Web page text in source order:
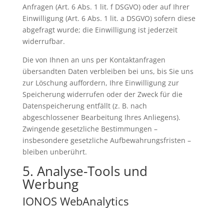
Anfragen (Art. 6 Abs. 1 lit. f DSGVO) oder auf Ihrer
Einwilligung (Art. 6 Abs. 1 lit. a DSGVO) sofern diese
abgefragt wurde; die Einwilligung ist jederzeit
widerrufbar.
Die von Ihnen an uns per Kontaktanfragen
übersandten Daten verbleiben bei uns, bis Sie uns
zur Löschung auffordern, Ihre Einwilligung zur
Speicherung widerrufen oder der Zweck für die
Datenspeicherung entfällt (z. B. nach
abgeschlossener Bearbeitung Ihres Anliegens).
Zwingende gesetzliche Bestimmungen –
insbesondere gesetzliche Aufbewahrungsfristen –
bleiben unberührt.
5. Analyse-Tools und
Werbung
IONOS WebAnalytics